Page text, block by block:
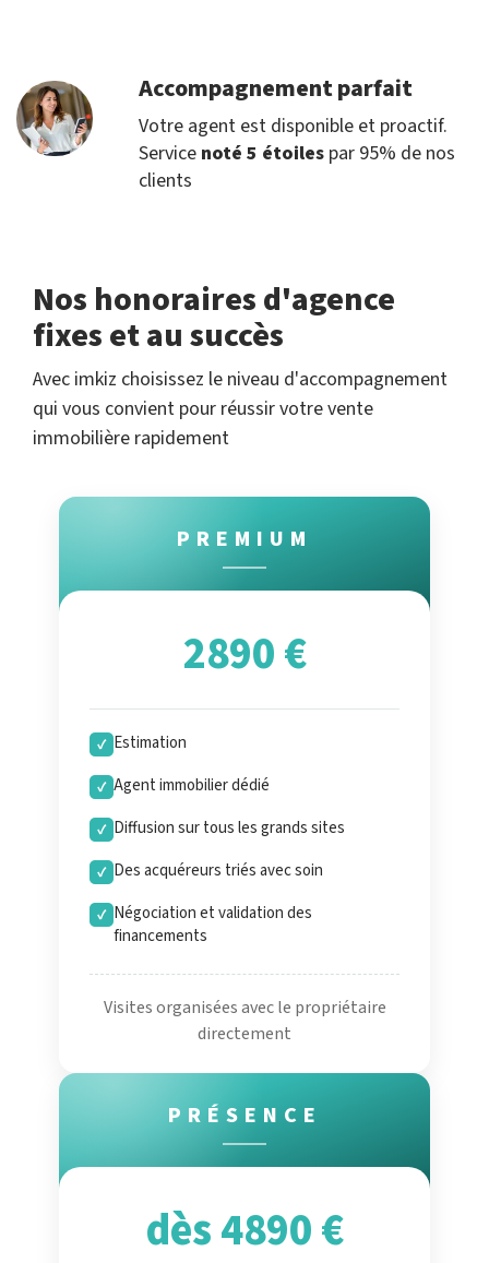
Accompagnement parfait
Votre agent est disponible et proactif.
Service noté 5 étoiles par 95% de nos
clients
Nos honoraires d'agence
fixes et au succès
Avec imkiz choisissez le niveau d'accompagnement
qui vous convient pour réussir votre vente
immobilière rapidement
PREMIUM
2890 €
✓ Estimation
✓ Agent immobilier dédié
✓ Diffusion sur tous les grands sites
✓ Des acquéreurs triés avec soin
✓ Négociation et validation des
financements
Visites organisées avec le propriétaire
directement
PRÉSENCE
dès 4890 €